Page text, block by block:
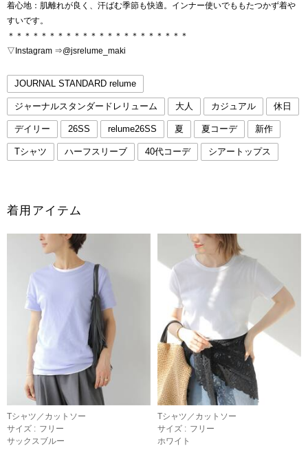
着心地：肌離れが良く、汗ばむ季節も快適。インナー使いでももたつかず着や
すいです。
＊＊＊＊＊＊＊＊＊＊＊＊＊＊＊＊＊＊＊＊＊＊
▽Instagram ⇒@jsrelume_maki
JOURNAL STANDARD relume
ジャーナルスタンダードレリューム 大人 カジュアル 休日
デイリー 26SS relume26SS 夏 夏コーデ 新作
Tシャツ ハーフスリーブ 40代コーデ シアートップス
着用アイテム
Tシャツ／カットソー
サイズ : フリー
サックスブルー
Tシャツ／カットソー
サイズ : フリー
ホワイト